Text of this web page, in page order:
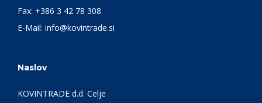
Fax: +386 3 42 78 308
E-Mail: info@kovintrade.si
Naslov
KOVINTRADE d.d. Celje